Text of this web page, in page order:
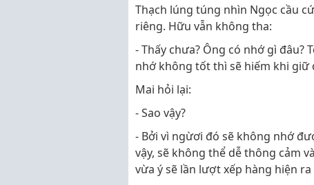
Thạch lúng túng nhìn Ngọc cầu
riêng. Hữu vẫn không tha:
- Thấy chưa? Ông có nhớ gì đâu?
nhớ không tốt thì sẽ hiếm khi giữ
Mai hỏi lại:
- Sao vậy?
- Bởi vì ngừơi đó sẽ không nhớ
vậy, sẽ không thể dễ thông cảm
vừa ý sẽ lần lượt xếp hàng hiện